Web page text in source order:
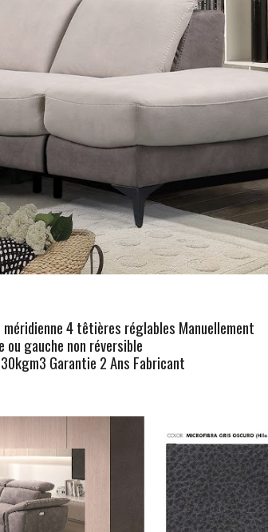
méridienne 4 têtières réglables Manuellement
gauche non réversible
Garantie 2 Ans Fabricant